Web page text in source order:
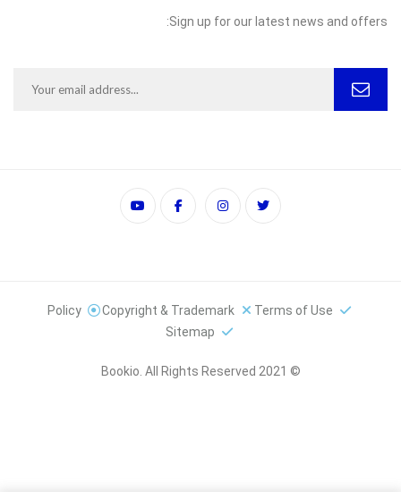
Sign up for our latest news and offers:
Terms of Use
Copyright & Trademark
Policy
Sitemap
© 2021 Bookio. All Rights Reserved